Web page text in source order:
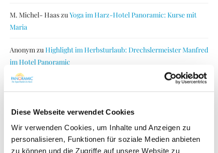
Diese Webseite verwendet Cookies
Wir verwenden Cookies, um Inhalte und Anzeigen zu
personalisieren, Funktionen für soziale Medien anbieten
zu können und die Zugriffe auf unsere Website zu
M. Michel- HaaszuYoga im Harz-Hotel Panoramic: Kurse mit
Maria
AnonymzuHighlight im Herbsturlaub: Drechslermeister Manfred
im Hotel Panoramic
AKTIVITÄTEN AUSFLUGSTIPPS AUSFLÜGE
AUSZEICHNUNG BAD HARZBURG BAD LAUTERBERG